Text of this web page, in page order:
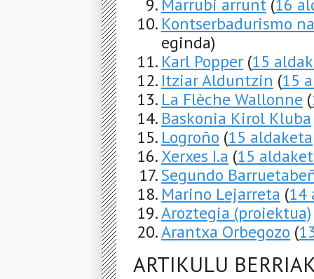
Marrubi arrunt (16
Kontserbadurismo
eginda)
Karl Popper (15
Itziar Alduntzin (15
La Flèche Wallonne (
Baskonia Kirol Kluba
Logroño (15 aldaketa
Xerxes I.a (15
Segundo
Marino Lejarreta (14
Aroztegia (proiektua)
Arantxa Orbegozo (
ARTIKULU